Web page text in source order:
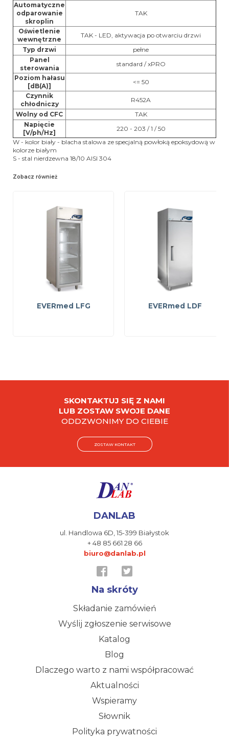
Automatyczne
odparowanie
skroplin
TAK
Oświetlenie
wewnętrzne
TAK - LED, aktywacja po otwarciu drzwi
Typ drzwi
pełne
Panel
sterowania
standard / xPRO
Poziom hałasu
[dB(A)]
<= 50
Czynnik
chłodniczy
R452A
Wolny od CFC
TAK
Napięcie
[V/ph/Hz]
220 - 203 / 1 / 50
W - kolor biały - blacha stalowa ze specjalną powłoką epoksydową w
kolorze białym
S - stal nierdzewna 18/10 AISI 304
Zobacz również
EVERmed LFG EVERmed LDF
SKONTAKTUJ SIĘ Z NAMI
LUB ZOSTAW SWOJE DANE
ODDZWONIMY DO CIEBIE
ZOSTAW KONTAKT
DANLAB
ul. Handlowa 6D,15-399 Białystok
+ 48 85 661 28 66
biuro@danlab.pl
Na skróty
Składanie zamówień
Wyślij zgłoszenie serwisowe
Katalog
Blog
Dlaczego warto z nami współpracować
Aktualności
Wspieramy
Słownik
Polityka prywatności